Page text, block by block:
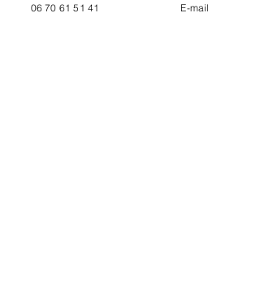
06 70 61 51 41 E-mail